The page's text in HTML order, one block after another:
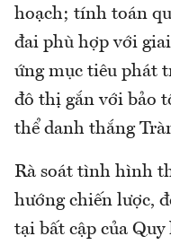
hoạch; tính toán
đai phù hợp với
ứng mục tiêu phát
đô thị gắn với bảo
thể danh thắng
Rà soát tình hình
hướng chiến lược,
tại bất cập của